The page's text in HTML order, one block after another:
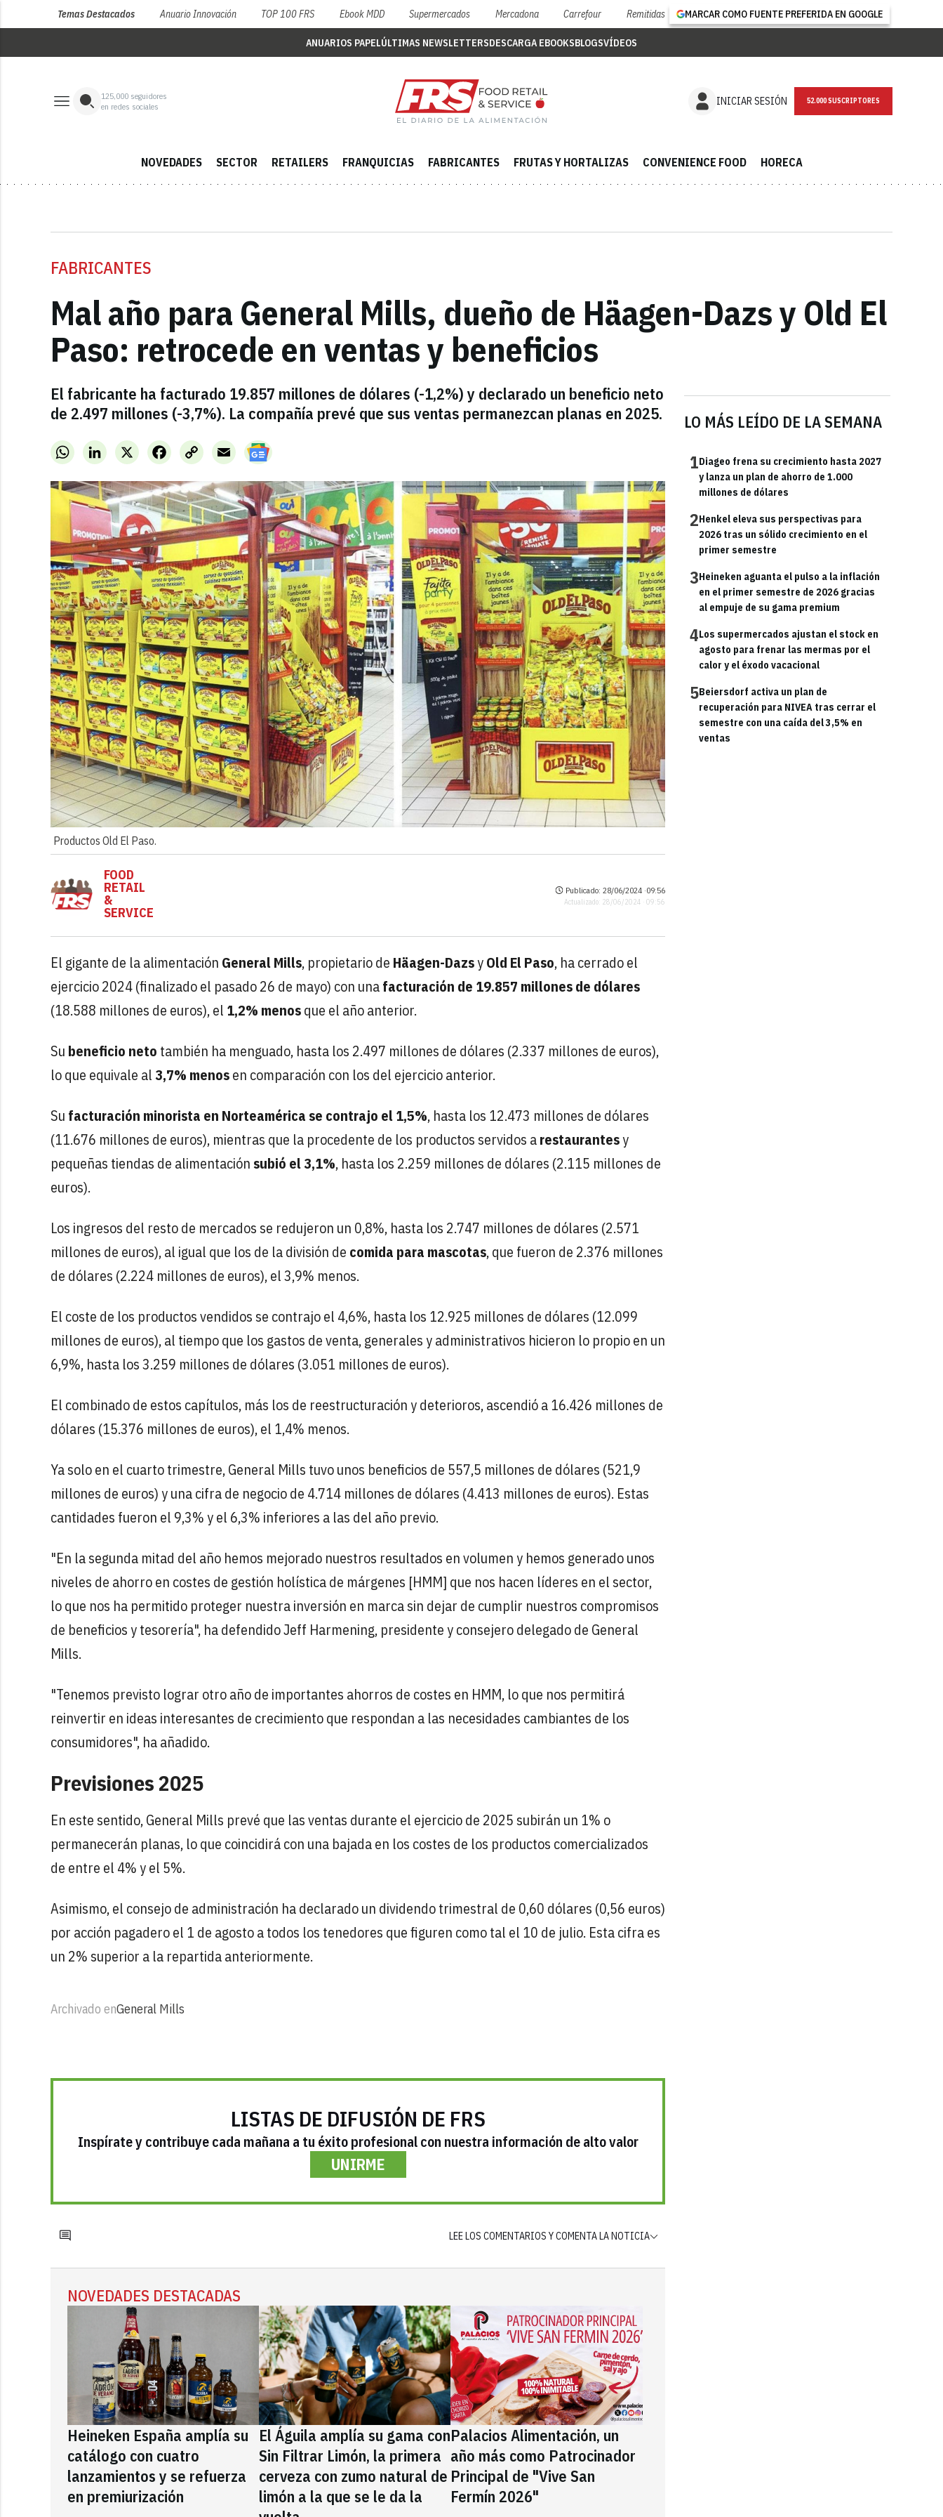
Temas Destacados Anuario Innovación TOP 100 FRS Ebook MDD Supermercados Mercadona Carrefour Remitidas MARCAR COMO FUENTE PREFERIDA EN GOOGLE
ANUARIOS PAPELÚLTIMAS NEWSLETTERSDESCARGA EBOOKSBLOGSVÍDEOS
125,000 seguidores
en redes sociales
INICIAR SESIÓN NEWSLETTER
NOVEDADES SECTOR RETAILERS FRANQUICIAS FABRICANTES FRUTAS Y HORTALIZAS CONVENIENCE FOOD HORECA
FABRICANTES
Mal año para General Mills, dueño de Häagen-Dazs y Old El
Paso: retrocede en ventas y beneficios
El fabricante ha facturado 19.857 millones de dólares (-1,2%) y declarado un beneficio neto
de 2.497 millones (-3,7%). La compañía prevé que sus ventas permanezcan planas en 2025.
WhatsAppLinkedInX FacebookCopy
Link
Email
Productos Old El Paso.
LO MÁS LEÍDO DE LA SEMANA
1Diageo frena su crecimiento hasta 2027
y lanza un plan de ahorro de 1.000
millones de dólares
2Henkel eleva sus perspectivas para
2026 tras un sólido crecimiento en el
primer semestre
3Heineken aguanta el pulso a la inflación
en el primer semestre de 2026 gracias
al empuje de su gama premium
4Los supermercados ajustan el stock en
agosto para frenar las mermas por el
calor y el éxodo vacacional
5Beiersdorf activa un plan de
recuperación para NIVEA tras cerrar el
semestre con una caída del 3,5% en
ventas
FOOD
RETAIL
&
SERVICE
Publicado: 28/06/2024 ·09:56
Actualizado: 28/06/2024 · 09:56
El gigante de la alimentación General Mills, propietario de Häagen-DazsyOld El Paso, ha cerrado el
ejercicio 2024 (finalizado el pasado 26 de mayo) con unafacturación de 19.857 millones de dólares
(18.588 millones de euros), el 1,2% menosque el año anterior.
Su beneficio neto también ha menguado, hasta los 2.497 millones de dólares (2.337 millones de euros),
lo que equivale al3,7% menosen comparación con los del ejercicio anterior.
Su facturación minorista en Norteamérica se contrajo el 1,5%, hasta los 12.473 millones de dólares
(11.676 millones de euros), mientras que la procedente de los productos servidos arestaurantesy
pequeñas tiendas de alimentación subió el 3,1%, hasta los 2.259 millones de dólares (2.115 millones de
euros).
Los ingresos del resto de mercados se redujeron un 0,8%, hasta los 2.747 millones de dólares (2.571
millones de euros), al igual que los de la división de comida para mascotas, que fueron de 2.376 millones
de dólares (2.224 millones de euros), el 3,9% menos.
El coste de los productos vendidos se contrajo el 4,6%, hasta los 12.925 millones de dólares (12.099
millones de euros), al tiempo que los gastos de venta, generales y administrativos hicieron lo propio en un
6,9%, hasta los 3.259 millones de dólares (3.051 millones de euros).
El combinado de estos capítulos, más los de reestructuración y deterioros, ascendió a 16.426 millones de
dólares (15.376 millones de euros), el 1,4% menos.
Ya solo en el cuarto trimestre, General Mills tuvo unos beneficios de 557,5 millones de dólares (521,9
millones de euros) y una cifra de negocio de 4.714 millones de dólares (4.413 millones de euros). Estas
cantidades fueron el 9,3% y el 6,3% inferiores a las del año previo.
"En la segunda mitad del año hemos mejorado nuestros resultados en volumen y hemos generado unos
niveles de ahorro en costes de gestión holística de márgenes [HMM] que nos hacen líderes en el sector,
lo que nos ha permitido proteger nuestra inversión en marca sin dejar de cumplir nuestros compromisos
de beneficios y tesorería", ha defendido Jeff Harmening, presidente y consejero delegado de General
Mills.
"Tenemos previsto lograr otro año de importantes ahorros de costes en HMM, lo que nos permitirá
reinvertir en ideas interesantes de crecimiento que respondan a las necesidades cambiantes de los
consumidores", ha añadido.
Previsiones 2025
En este sentido, General Mills prevé que las ventas durante el ejercicio de 2025 subirán un 1% o
permanecerán planas, lo que coincidirá con una bajada en los costes de los productos comercializados
de entre el 4% y el 5%.
Asimismo, el consejo de administración ha declarado un dividendo trimestral de 0,60 dólares (0,56 euros)
por acción pagadero el 1 de agosto a todos los tenedores que figuren como tal el 10 de julio. Esta cifra es
un 2% superior a la repartida anteriormente.
Archivado enGeneral Mills
LISTAS DE DIFUSIÓN DE FRS
Inspírate y contribuye cada mañana a tu éxito profesional con nuestra información de alto valor
UNIRME
LEE LOS COMENTARIOS Y COMENTA LA NOTICIA
NOVEDADES DESTACADAS
Heineken España amplía su
catálogo con cuatro
lanzamientos y se refuerza
en premiurización
El Águila amplía su gama con
Sin Filtrar Limón, la primera
cerveza con zumo natural de
limón a la que se le da la
Palacios Alimentación, un
año más como Patrocinador
Principal de "Vive San
Fermín 2026"